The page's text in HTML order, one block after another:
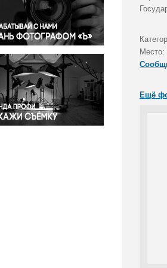
Правосудие
Происшествия и конфликты
Религия
Светская жизнь
Спорт
Экология
Экономика и бизнес
Место:
Ещё